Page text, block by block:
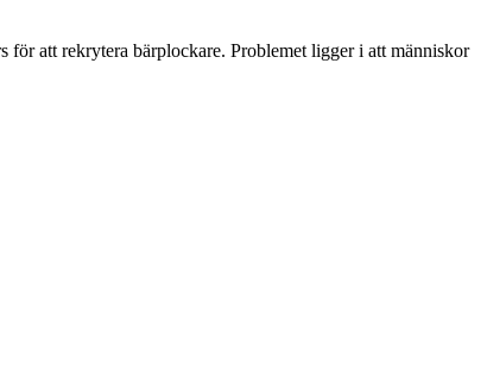
för att rekrytera bärplockare. Problemet ligger i att människor